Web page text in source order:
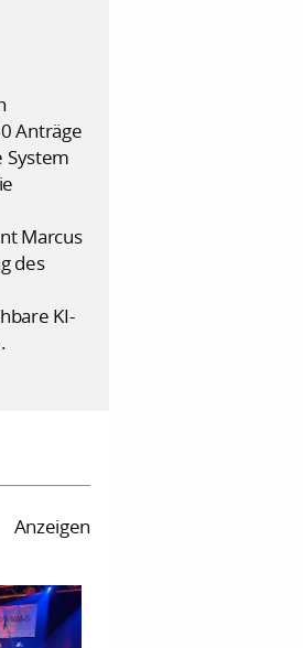
Anträge
System
Marcus
des
KI-
Anzeigen